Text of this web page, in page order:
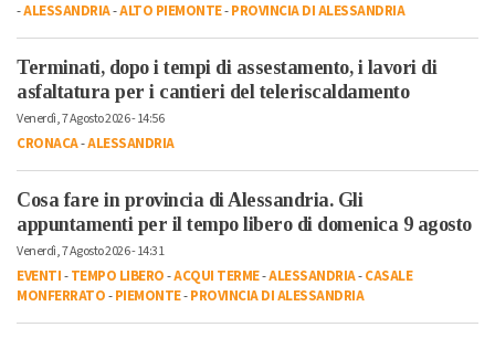
-ALESSANDRIA-ALTO PIEMONTE-PROVINCIA DI ALESSANDRIA
Terminati, dopo i tempi di assestamento, i lavori di
asfaltatura per i cantieri del teleriscaldamento
Venerdì, 7 Agosto 2026 - 14:56
CRONACA-ALESSANDRIA
Cosa fare in provincia di Alessandria. Gli
appuntamenti per il tempo libero di domenica 9 agosto
Venerdì, 7 Agosto 2026 - 14:31
EVENTI-TEMPO LIBERO-ACQUI TERME-ALESSANDRIA-CASALE
MONFERRATO-PIEMONTE-PROVINCIA DI ALESSANDRIA